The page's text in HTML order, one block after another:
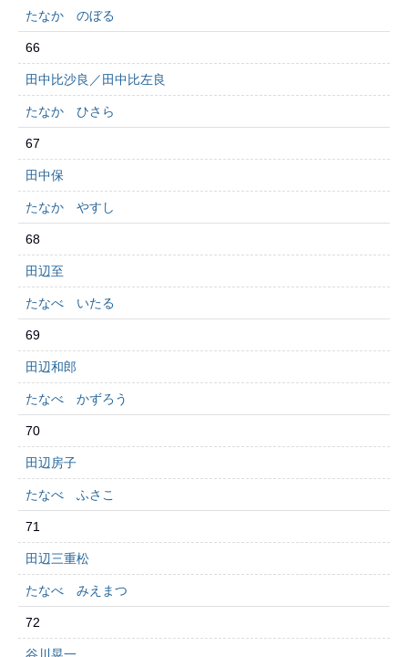
たなか のぼる
66
田中比沙良／田中比左良
たなか ひさら
67
田中保
たなか やすし
68
田辺至
たなべ いたる
69
田辺和郎
たなべ かずろう
70
田辺房子
たなべ ふさこ
71
田辺三重松
たなべ みえまつ
72